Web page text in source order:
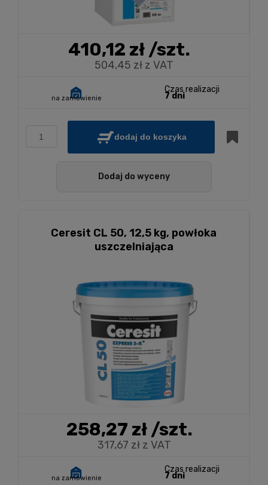
410,12 zł/szt.
504,45 zł z VAT
na zamówienie
Czas realizacji
7 dni
dodaj do koszyka
Dodaj do wyceny
Ceresit CL 50, 12,5 kg, powłoka
uszczelniająca
258,27 zł/szt.
317,67 zł z VAT
na zamówienie
Czas realizacji
7 dni